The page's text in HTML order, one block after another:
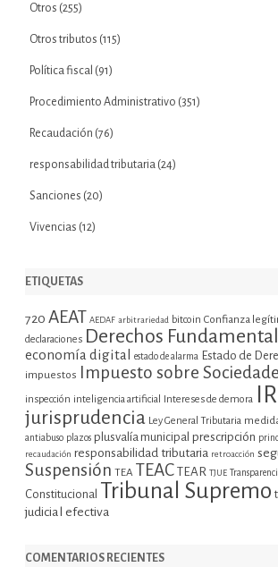
Otros (255)
Otros tributos (115)
Política fiscal (91)
Procedimiento Administrativo (351)
Recaudación (76)
responsabilidad tributaria (24)
Sanciones (20)
Vivencias (12)
ETIQUETAS
720 AEAT AEDAF arbitrariedad bitcoin Confianza
declaraciones Derechos
economía digital estado de alarma Estado de
impuestos Impuesto sobre
inspección inteligencia artificial Intereses de demora
jurisprudencia Ley General Tributaria
antiabuso plazos plusvalía municipal prescripción
recaudación responsabilidad tributaria retroacción
Suspensión TEA TEAC TEAR TJUE
Constitucional Tribunal Supremo
judicial efectiva
COMENTARIOS RECIENTES